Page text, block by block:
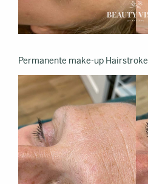
Permanente make-up Hairstroke